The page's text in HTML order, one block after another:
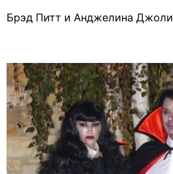
Брэд Питт и Анджелина Джоли